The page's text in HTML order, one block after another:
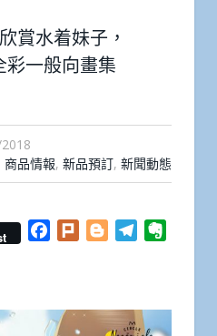
賞水着妹子，
彩一般向畫集
商品情報, 新品預訂, 新聞動態
Facebook
Plurk BloggerTelegram